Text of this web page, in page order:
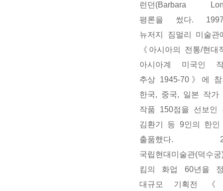
런던(Barbara
평론을 썼다. 1997
뉴저지 짐멀리 미술관
《아시아의 전통/현대
아시아계 미국인 작
추상 1945-70》에 참
한국, 중국, 일본 작가
작품 150점을 선보인
김환기 등 9인의 한인
출품했다.
국립현대미술관(덕수
킴의 화업 60년을 정
대규모 기획전 《